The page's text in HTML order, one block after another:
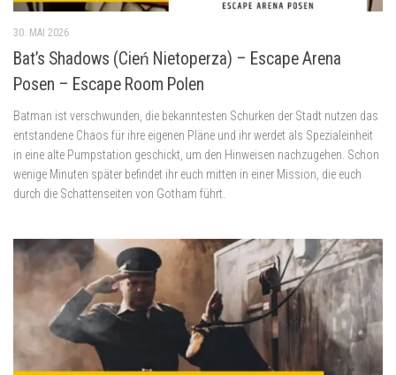
30. MAI 2026
Bat’s Shadows (Cień Nietoperza) – Escape Arena
Posen – Escape Room Polen
Batman ist verschwunden, die bekanntesten Schurken der Stadt nutzen das
entstandene Chaos für ihre eigenen Pläne und ihr werdet als Spezialeinheit
in eine alte Pumpstation geschickt, um den Hinweisen nachzugehen. Schon
wenige Minuten später befindet ihr euch mitten in einer Mission, die euch
durch die Schattenseiten von Gotham führt.